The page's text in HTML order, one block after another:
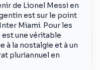
de Lionel Messi en
est sur le point
Miami. Pour les
une véritable
à la nostalgie et à un
pluriannuel en